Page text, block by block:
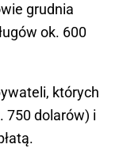
grudnia
ok. 600
których
750 dolarów) i